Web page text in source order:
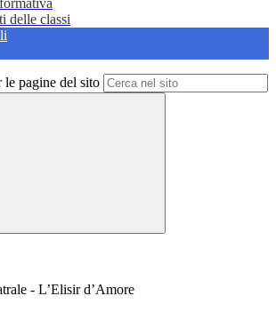
delle classi
le pagine del sito
- L’Elisir d’Amore